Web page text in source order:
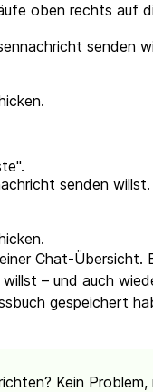
oben rechts auf
senden
senden
Chat-Übersicht.
– und auch
gespeichert
Kein